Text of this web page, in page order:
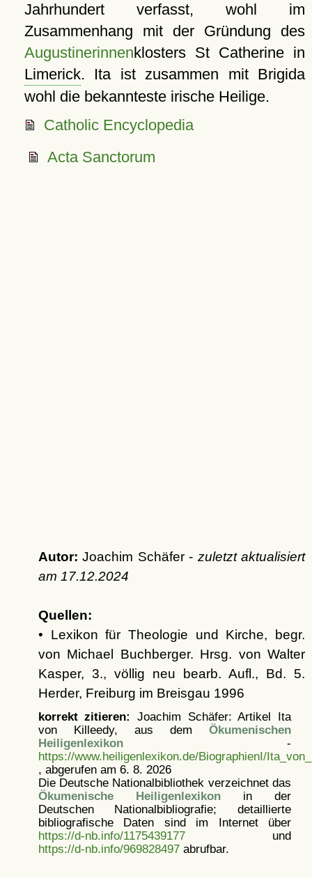
Jahrhundert verfasst, wohl im
Zusammenhang mit der Gründung des
Augustinerinnenklosters St Catherine in
Limerick. Ita ist zusammen mit Brigida
wohl die bekannteste irische Heilige.
Catholic Encyclopedia
Acta Sanctorum
Autor: Joachim Schäfer - zuletzt aktualisiert
am 17.12.2024
Quellen:
• Lexikon für Theologie und Kirche, begr.
von Michael Buchberger. Hrsg. von Walter
Kasper, 3., völlig neu bearb. Aufl., Bd. 5.
Herder, Freiburg im Breisgau 1996
korrekt zitieren: Joachim Schäfer: Artikel Ita
von Killeedy, aus dem Ökumenischen
Heiligenlexikon-
https://www.heiligenlexikon.de/BiographienI/
, abgerufen am 6. 8. 2026
Die Deutsche Nationalbibliothek verzeichnet das
Ökumenische Heiligenlexikonin der
Deutschen Nationalbibliografie; detaillierte
bibliografische Daten sind im Internet über
https://d-nb.info/1175439177und
https://d-nb.info/969828497abrufbar.